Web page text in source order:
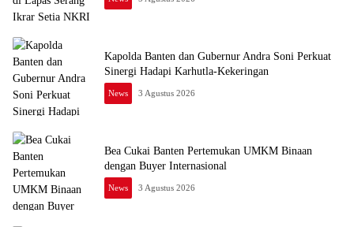
Kapolda Banten dan Gubernur Andra Soni Perkuat
Sinergi Hadapi Karhutla-Kekeringan
News 3 Agustus 2026
Bea Cukai Banten Pertemukan UMKM Binaan
dengan Buyer Internasional
News 3 Agustus 2026